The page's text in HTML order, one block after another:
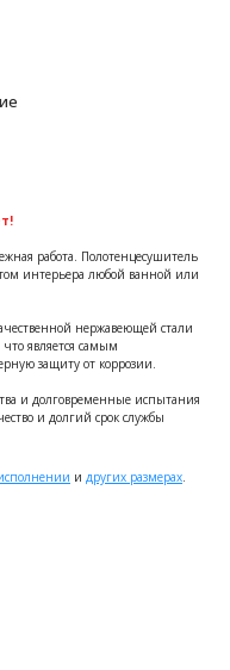
работа. Полотенцесушитель
интерьера любой ванной или
нержавеющей стали
является самым
защиту от коррозии.
и долговременные испытания
и долгий срок службы
и других размерах.